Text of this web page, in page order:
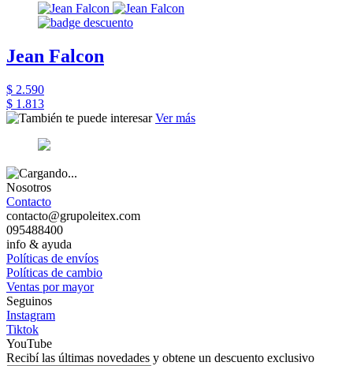
Jean Falcon
$ 2.590
$ 1.813
Ver más
Nosotros
Contacto
contacto@grupoleitex.com
095488400
info & ayuda
Políticas de envíos
Políticas de cambio
Ventas por mayor
Seguinos
Instagram
Tiktok
YouTube
Recibí las últimas novedades y obtene un descuento exclusivo